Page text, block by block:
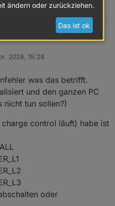
0
diese Werte dann nicht
ob da eventuell ein Fehler
2026, 15:28
was das betrifft.
und den ganzen PC
nicht tun sollen?)
control läuft) habe ist
oder
ändern oder zurückziehen.
Das ist ok